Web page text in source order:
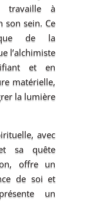
travaille à
son sein. Ce
de la
l’alchimiste
et en
matérielle,
la lumière
avec
sa quête
offre un
de soi et
un